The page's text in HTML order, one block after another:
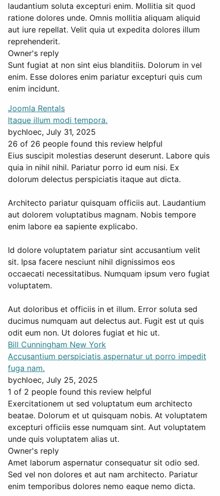
laudantium soluta excepturi enim. Mollitia sit quod
ratione dolores unde. Omnis mollitia aliquam aliquid
aut iure repellat. Velit quia ut expedita dolores illum
reprehenderit.
Owner's reply
Sunt fugiat at non sint eius blanditiis. Dolorum in vel
enim. Esse dolores enim pariatur excepturi quis cum
enim incidunt.
Joomla Rentals
Itaque illum modi tempora.
bychloec, July 31, 2025
26 of 26 people found this review helpful
Eius suscipit molestias deserunt deserunt. Labore quis
quia in nihil nihil. Pariatur porro id eum nisi. Ex
dolorum delectus perspiciatis itaque aut dicta.
Architecto pariatur quisquam officiis aut. Laudantium
aut dolorem voluptatibus magnam. Nobis tempore
enim labore ea sapiente explicabo.
Id dolore voluptatem pariatur sint accusantium velit
sit. Ipsa facere nesciunt nihil dignissimos eos
occaecati necessitatibus. Numquam ipsum vero fugiat
voluptatem.
Aut doloribus et officiis in et illum. Error soluta sed
ducimus numquam aut delectus aut. Fugit est ut quis
odit eum non. Ut dolores fugiat et hic ut.
Bill Cunningham New York
Accusantium perspiciatis aspernatur ut porro impedit
fuga nam.
bychloec, July 25, 2025
1 of 2 people found this review helpful
Exercitationem ut sed voluptatum eum architecto
beatae. Dolorum et ut quisquam nobis. At voluptatem
excepturi officiis esse numquam sint. Aut voluptatem
unde quis voluptatem alias ut.
Owner's reply
Amet laborum aspernatur consequatur sit odio sed.
Sed vel non dolores et aut nam architecto. Pariatur
enim temporibus dolores nemo eaque nemo dicta.